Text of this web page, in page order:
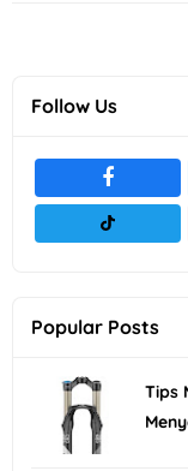
Follow Us
Popular Posts
Tips